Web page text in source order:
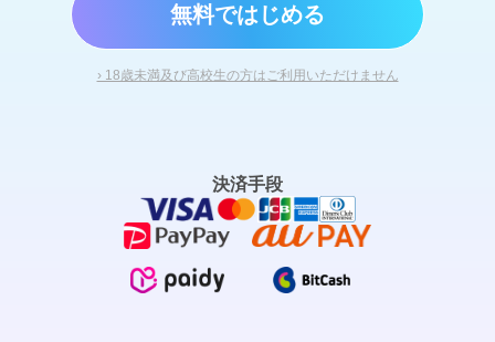
無料ではじめる
› 18歳未満及び高校生の方はご利用いただけません
決済手段